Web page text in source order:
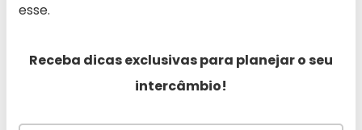
esse.
Receba dicas exclusivas para planejar o seu
intercâmbio!